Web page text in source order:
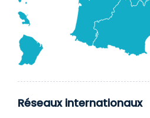
Réseaux internationaux